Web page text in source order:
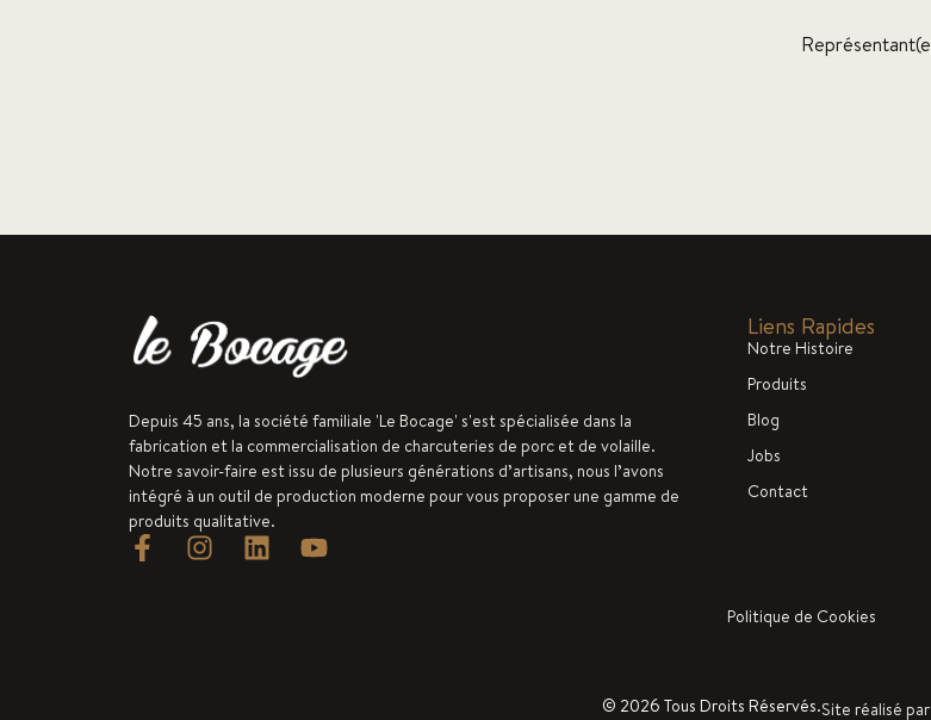
Depuis 45 ans, la société familiale 'Le Bocage' s'est spécialisée dans la
fabrication et la commercialisation de charcuteries de porc et de volaille.
Notre savoir-faire est issu de plusieurs générations d’artisans, nous l’avons
intégré à un outil de production moderne pour vous proposer une gamme de
produits qualitative.
Liens Rapides
Notre Histoire
Produits
Blog
Jobs
Contact
Politique de Cookies
© 2026 Tous Droits Réservés.Site réalisé par